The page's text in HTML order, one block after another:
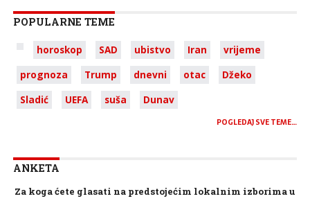
POPULARNE TEME
horoskop SAD ubistvo Iran
vrijeme
prognoza
Trump dnevni otac
Džeko
Sladić
UEFA suša Dunav
POGLEDAJ SVE TEME…
ANKETA
Za koga ćete glasati na predstojećim lokalnim izborima u